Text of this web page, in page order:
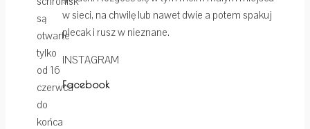
są
otwarte
tylko
od 16
czerwca
do
końca
w sieci, na chwilę lub nawet dwie a potem spakuj
plecak i rusz w nieznane.
INSTAGRAM
Facebook